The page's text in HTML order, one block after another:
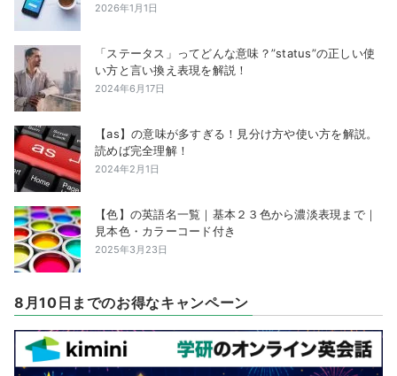
2026年1月1日
「ステータス」ってどんな意味？”status”の正しい使
い方と言い換え表現を解説！
2024年6月17日
【as】の意味が多すぎる！見分け方や使い方を解説。
読めば完全理解！
2024年2月1日
【色】の英語名一覧｜基本２３色から濃淡表現まで｜
見本色・カラーコード付き
2025年3月23日
8月10日までのお得なキャンペーン